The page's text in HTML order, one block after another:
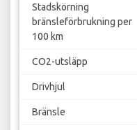
Stadskörning
bränsleförbrukning per
100 km
CO2-utsläpp
Drivhjul
Bränsle